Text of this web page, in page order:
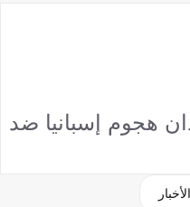
هجوم إسبانيا ضد